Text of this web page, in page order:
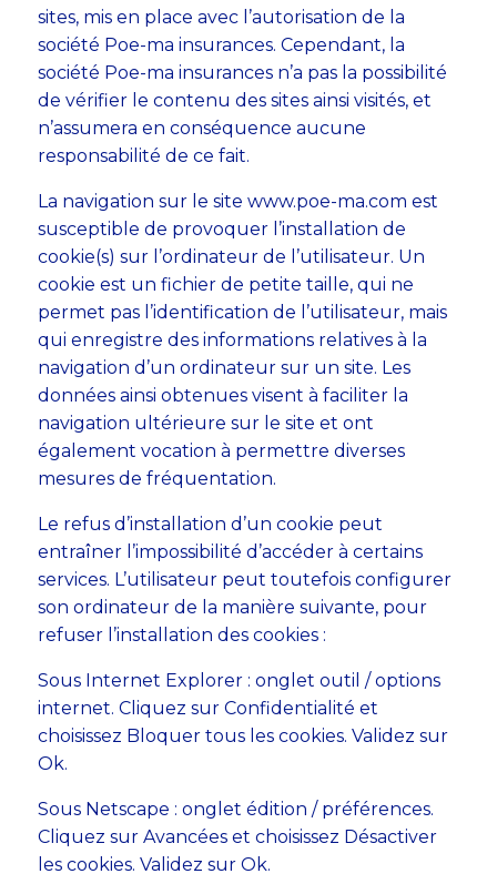
sites, mis en place avec l’autorisation de la
société Poe-ma insurances. Cependant, la
société Poe-ma insurances n’a pas la possibilité
de vérifier le contenu des sites ainsi visités, et
n’assumera en conséquence aucune
responsabilité de ce fait.
La navigation sur le site www.poe-ma.com est
susceptible de provoquer l’installation de
cookie(s) sur l’ordinateur de l’utilisateur. Un
cookie est un fichier de petite taille, qui ne
permet pas l’identification de l’utilisateur, mais
qui enregistre des informations relatives à la
navigation d’un ordinateur sur un site. Les
données ainsi obtenues visent à faciliter la
navigation ultérieure sur le site et ont
également vocation à permettre diverses
mesures de fréquentation.
Le refus d’installation d’un cookie peut
entraîner l’impossibilité d’accéder à certains
services. L’utilisateur peut toutefois configurer
son ordinateur de la manière suivante, pour
refuser l’installation des cookies :
Sous Internet Explorer : onglet outil / options
internet. Cliquez sur Confidentialité et
choisissez Bloquer tous les cookies. Validez sur
Ok.
Sous Netscape : onglet édition / préférences.
Cliquez sur Avancées et choisissez Désactiver
les cookies. Validez sur Ok.